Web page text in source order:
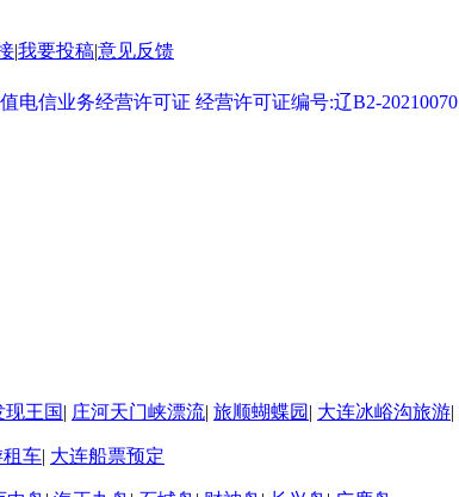
|我要投稿|意见反馈
电信业务经营许可证 经营许可证编号:辽B2-20210070
现王国| 庄河天门峡漂流| 旅顺蝴蝶园 | 大连冰峪沟旅游|
租车| 大连船票预定